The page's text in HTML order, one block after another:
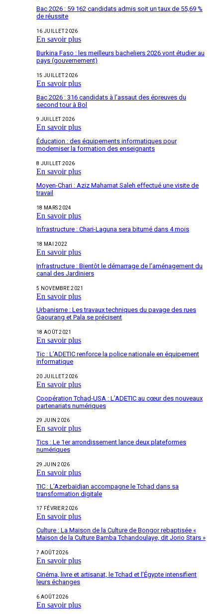
Bac 2026 : 59 162 candidats admis soit un taux de 55,69 %
de réussite
16 JUILLET 2026
En savoir plus
Burkina Faso : les meilleurs bacheliers 2026 vont étudier au
pays (gouvernement)
15 JUILLET 2026
En savoir plus
Bac 2026 : 316 candidats à l’assaut des épreuves du
second tour à Bol
9 JUILLET 2026
En savoir plus
Éducation : des équipements informatiques pour
moderniser la formation des enseignants
8 JUILLET 2026
En savoir plus
Moyen-Chari : Aziz Mahamat Saleh effectué une visite de
travail
18 MARS 2024
En savoir plus
Infrastructure : Chari-Laguna sera bitumé dans 4 mois
18 MAI 2022
En savoir plus
Infrastructure : Bientôt le démarrage de l’aménagement du
canal des Jardiniers
5 NOVEMBRE 2021
En savoir plus
Urbanisme : Les travaux techniques du pavage des rues
Gaourang et Pala se précisent
18 AOÛT 2021
En savoir plus
Tic : L’ADETIC renforce la police nationale en équipement
informatique
20 JUILLET 2026
En savoir plus
Coopération Tchad-USA : L’ADETIC au cœur des nouveaux
partenariats numériques
29 JUIN 2026
En savoir plus
Tics : Le 1er arrondissement lance deux plateformes
numériques
29 JUIN 2026
En savoir plus
TIC : L’Azerbaïdjan accompagne le Tchad dans sa
transformation digitale
17 FÉVRIER 2026
En savoir plus
Culture : La Maison de la Culture de Bongor rebaptisée «
Maison de la Culture Bamba Tchandoulaye, dit Jorio Stars »
7 AOÛT 2026
En savoir plus
Cinéma, livre et artisanat, le Tchad et l’Égypte intensifient
leurs échanges
6 AOÛT 2026
En savoir plus